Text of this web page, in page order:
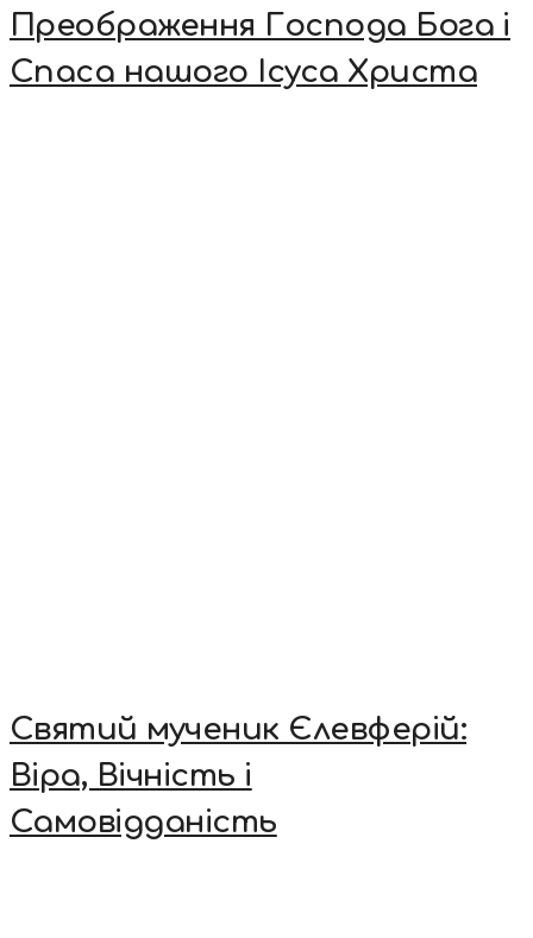
Преображення Господа Бога і
Спаса нашого Ісуса Христа
Святий мученик Єлевферій:
Віра, Вічність і
Самовідданість